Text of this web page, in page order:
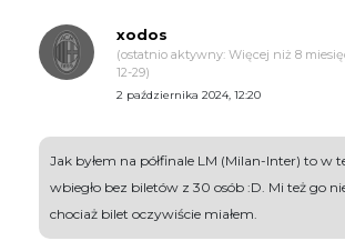
xodos
(ostatnio aktywny: Więcej niż 8
12-29)
2 października 2024, 12:20
Jak byłem na półfinale LM (Milan-Inter) to w
wbiegło bez biletów z 30 osób :D. Mi też go
chociaż bilet oczywiście miałem.